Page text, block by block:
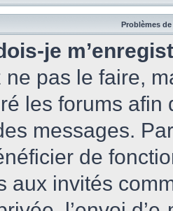
Problèmes
je
pas le faire,
les forums afin
messages.
de
aux invités